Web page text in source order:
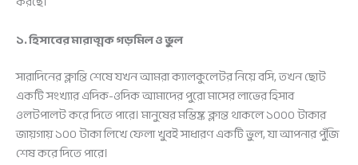
১. হিসাবের মারাত্মক গড়মিল ও ভুল
সারাদিনের ক্লান্তি শেষে যখন আমরা ক্যালকুলেটর নিয়ে বসি, তখন ছোট
একটি সংখ্যার এদিক-ওদিক আমাদের পুরো মাসের লাভের হিসাব
ওলটপালট করে দিতে পারে। মানুষের মস্তিষ্ক ক্লান্ত থাকলে ১০০০ টাকার
জায়গায় ১০০ টাকা লিখে ফেলা খুবই সাধারণ একটি ভুল, যা আপনার পুঁজি
শেষ করে দিতে পারে।